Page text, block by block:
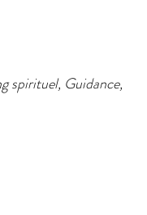
spirituel, Guidance,